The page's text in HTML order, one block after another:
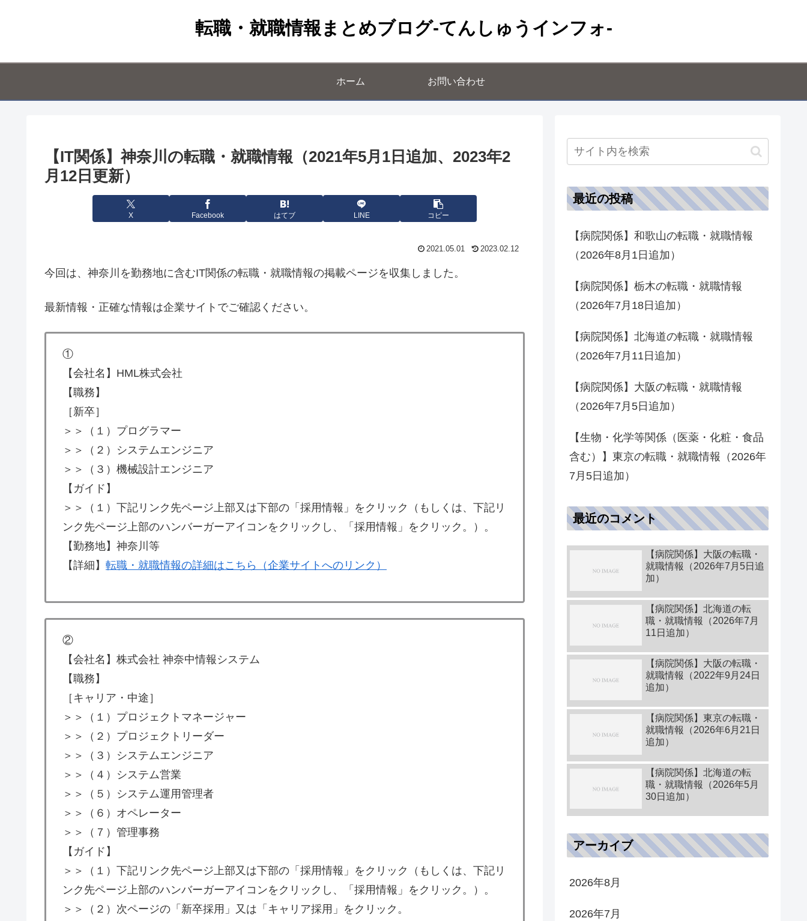
転職・就職情報まとめブログ-てんしゅうインフォ-
ホーム お問い合わせ
【IT関係】神奈川の転職・就職情報（2021年5月1日追加、2023年2
月12日更新）
X Facebook はてブ LINE コピー
2021.05.01 2023.02.12
今回は、神奈川を勤務地に含むIT関係の転職・就職情報の掲載ページを収集しました。
最新情報・正確な情報は企業サイトでご確認ください。
①
【会社名】HML株式会社
【職務】
［新卒］
＞＞（１）プログラマー
＞＞（２）システムエンジニア
＞＞（３）機械設計エンジニア
【ガイド】
＞＞（１）下記リンク先ページ上部又は下部の「採用情報」をクリック（もしくは、下記リ
ンク先ページ上部のハンバーガーアイコンをクリックし、「採用情報」をクリック。）。
【勤務地】神奈川等
【詳細】 転職・就職情報の詳細はこちら（企業サイトへのリンク）
②
【会社名】株式会社 神奈中情報システム
【職務】
［キャリア・中途］
＞＞（１）プロジェクトマネージャー
＞＞（２）プロジェクトリーダー
＞＞（３）システムエンジニア
＞＞（４）システム営業
＞＞（５）システム運用管理者
＞＞（６）オペレーター
＞＞（７）管理事務
【ガイド】
＞＞（１）下記リンク先ページ上部又は下部の「採用情報」をクリック（もしくは、下記リ
ンク先ページ上部のハンバーガーアイコンをクリックし、「採用情報」をクリック。）。
＞＞（２）次ページの「新卒採用」又は「キャリア採用」をクリック。
最近の投稿
【病院関係】和歌山の転職・就職情報
（2026年8月1日追加）
【病院関係】栃木の転職・就職情報
（2026年7月18日追加）
【病院関係】北海道の転職・就職情報
（2026年7月11日追加）
【病院関係】大阪の転職・就職情報
（2026年7月5日追加）
【生物・化学等関係（医薬・化粧・食品
含む）】東京の転職・就職情報（2026年
7月5日追加）
最近のコメント
【病院関係】大阪の転職・
就職情報（2026年7月5日追
加）
【病院関係】北海道の転
職・就職情報（2026年7月
11日追加）
【病院関係】大阪の転職・
就職情報（2022年9月24日
追加）
【病院関係】東京の転職・
就職情報（2026年6月21日
追加）
【病院関係】北海道の転
職・就職情報（2026年5月
30日追加）
アーカイブ
2026年8月
2026年7月